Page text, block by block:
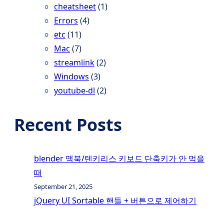
cheatsheet(1)
Errors (4)
etc (11)
Mac (7)
streamlink(2)
Windows (3)
youtube-dl (2)
Recent Posts
blender 맥북/텐키리스 키보드 단축키가 안 먹을
때
September 21, 2025
jQuery UI Sortable 핸들 + 버튼으로 제어하기